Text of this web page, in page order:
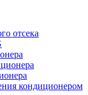
отсека
кондиционером